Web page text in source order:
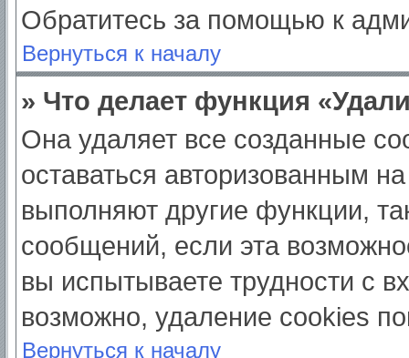
Обратитесь за помощью к
Вернуться к началу
» Что делает функция
Она удаляет все созданные
оставаться авторизованным
выполняют другие функции,
сообщений, если эта
вы испытываете трудности с
возможно, удаление cookies
Вернуться к началу